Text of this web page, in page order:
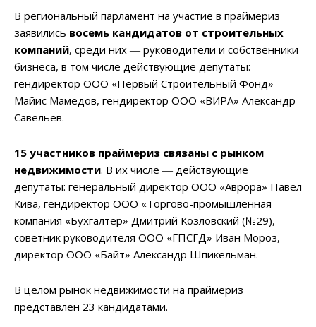
В региональный парламент на участие в праймериз
заявились восемь кандидатов от строительных
компаний, среди них ― руководители и собственники
бизнеса, в том числе действующие депутаты:
гендиректор ООО «Первый Строительный Фонд»
Майис Мамедов, гендиректор ООО «ВИРА» Александр
Савельев.
15 участников праймериз связаны с рынком
недвижимости. В их числе ― действующие
депутаты: генеральный директор ООО «Аврора» Павел
Кива, гендиректор ООО «Торгово-промышленная
компания «Бухгалтер» Дмитрий Козловский (№29),
советник руководителя ООО «ГПСГД» Иван Мороз,
директор ООО «Байт» Александр Шпикельман.
В целом рынок недвижимости на праймериз
представлен 23 кандидатами.